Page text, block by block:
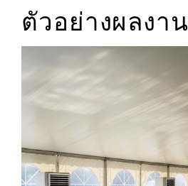
ตัวอย่างผลงาน